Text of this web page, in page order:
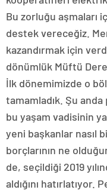
Bu zorluğu aşmaları
destek vereceğiz.
kazandırmak için
dönümlük Müftü
İlk dönemimizde o
tamamladık. Şu anda
bu yaşam vadisinin
yeni başkanlar nasıl
borçlarının ne
de, seçildiği 2019
aldığını hatırlatıyor.